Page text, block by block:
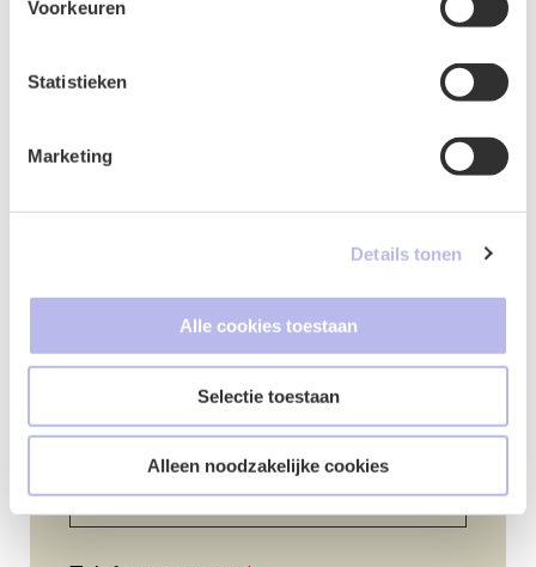
Voorkeuren
Statistieken
Marketing
Details tonen
Alle cookies toestaan
Selectie toestaan
Alleen noodzakelijke cookies
Naam*
E-mailadres*